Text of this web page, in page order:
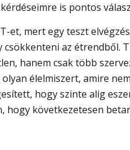
is pontos
et, mert egy teszt
az étrendből.
hanem csak több
élelmiszert, amire
hogy szinte alig
hogy következetesen